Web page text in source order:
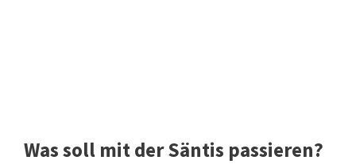
Was soll mit der Säntis passieren?